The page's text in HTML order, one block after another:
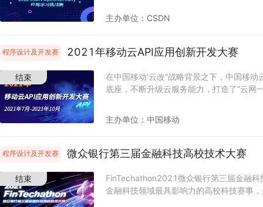
或结尾：（超链接带NVIDIA社区） &quot;
抄袭他人文章，均视为无效。 (5)报名要求
文】频道下发帖 四、时间安排 2022年6
2022年6月1日-6月30日：入围初审（每
放
关人员禁止参赛。参赛选手以个人或团队
审、决赛、颁奖礼 四、专家评审委员会 主任 钱德沛 北京航空航天大学
教授、中国科学院院士 副主任 崔宝秋 小米公司副总裁 堵俊平 华为云与
计算开源业务 总经理 蒋 涛 CSDN 总裁 迟学斌 中国科学院计算机网络
信息中心研究员 委员（按姓名拼音排序） 狄 鹏 蚂蚁集团 资深技术
杨丽蕴 中国电子技术标准化研究院 研究室主任 李远策 快手科技大数据
决方案架构师 张 铎 Apache软件基金会member,Apache HBase PMC
PerfXLab CEO 王志明 阿里巴巴资深技术专家 张兆翔 中国科学院自动
动链接 提交作品形式不限，开源软件或代
http://cstsai.cstcloud.cn/#/
关产业的发展做出了部署。也足以见得，
设的重中之重。 本次比赛通过
等场景下快速构建兼具功能价值和趣味性
式。 2.奖品设置 一等奖1名：HUAWEI
等奖1名：HUAWEI WATCH GT2 华为智
日-4月30日 作品评审：5月1日-5月10日
https://marketing.csdn.net/p/
主办单位： CSDN
程序设计及开发赛 2021年移动云API应用创新开发大赛
结束
在中国移动'云改“战略背景之下，中国移动
底座，不断升级云服务能力，打造了“云网
百业，吸引更多开发者加入移动云生态，
云能力中心以“创新云转型，智慧云服务”
赛者，利用现有移动云API进行应用创新，
动云产品。 赛事时间： 2021年7月-
月31日 报名 2021年9月1日-9月21日 作
主办单位： 中国移动
程序设计及开发赛 微众银行第三届金融科技高校技术大赛
结束
FinTechathon2021微众银行第三届金融科
金融科技领域最具影响力的高校科技赛事